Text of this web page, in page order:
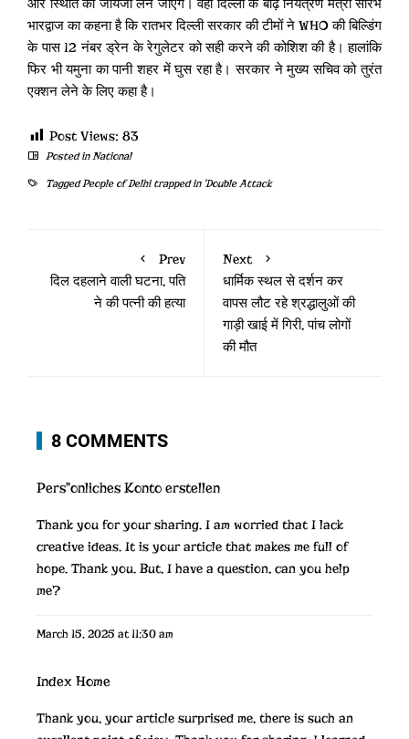
और स्थिति का जायजा लेने जाएंगे। वहीं दिल्ली के बाढ़ नियंत्रण मंत्री सौरभ
भारद्वाज का कहना है कि रातभर दिल्ली सरकार की टीमों ने WHO की बिल्डिंग
के पास 12 नंबर ड्रेन के रेगुलेटर को सही करने की कोशिश की है। हालांकि
फिर भी यमुना का पानी शहर में घुस रहा है। सरकार ने मुख्य सचिव को तुरंत
एक्शन लेने के लिए कहा है।
Post Views: 83
Posted inNational
TaggedPeople of Delhi trapped in 'Double Attack
Prev
दिल दहलाने वाली घटना, पति
ने की पत्नी की हत्या
Next
धार्मिक स्थल से दर्शन कर
वापस लौट रहे श्रद्धालुओं की
गाड़ी खाई में गिरी, पांच लोगों
की मौत
8 COMMENTS
Pers"onliches Konto erstellen
Thank you for your sharing. I am worried that I lack
creative ideas. It is your article that makes me full of
hope. Thank you. But, I have a question, can you help
me?
March 15, 2025 at 11:30 am
Index Home
Thank you, your article surprised me, there is such an